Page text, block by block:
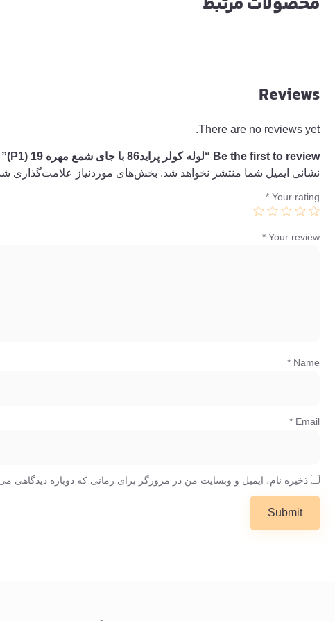
Reviews
There are no reviews yet.
Be the first to review “لوله کولر پراید86 با جای شمع مهره 19 (P1)”
نشانی ایمیل شما منتشر نخواهد شد. بخش‌های موردنیاز علامت‌گذاری
Your rating
*
Your review
*
Name
*
Email
*
ذخیره نام، ایمیل و وبسایت من در مرورگر برای زمانی که دوباره دیدگاهی